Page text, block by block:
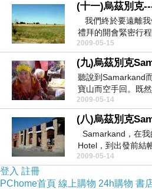
(十一)烏茲別克
我們終於要遠離
禮拜的開會緊密行
位---...
2009-05-15
聽說到Samarkand
寶山而空手回。既
2009-05-14
Samarkand，在
Hotel，到出發前結
2009-05-14
登入 註冊
PChome首頁 線上購物 24h購物 書